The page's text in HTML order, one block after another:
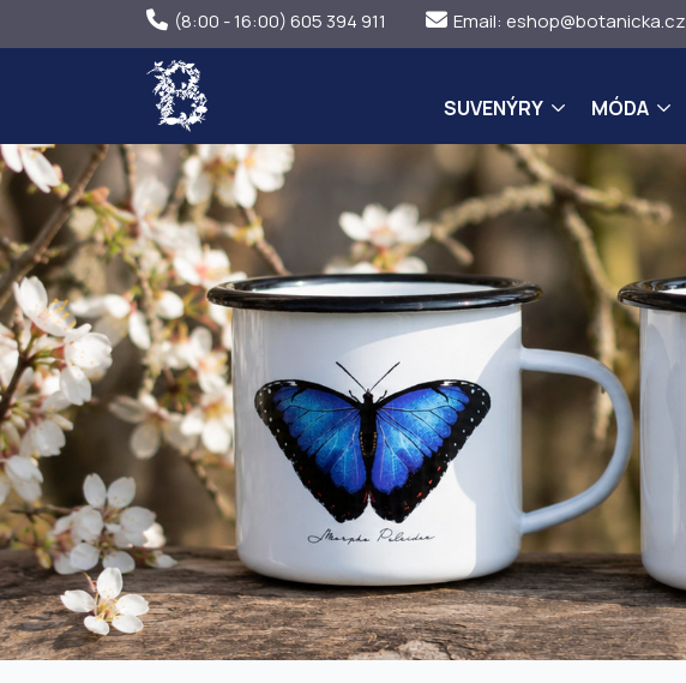
(8:00 - 16:00) 605 394 911 Email: eshop@botanicka.cz
SUVENÝRY MÓDA